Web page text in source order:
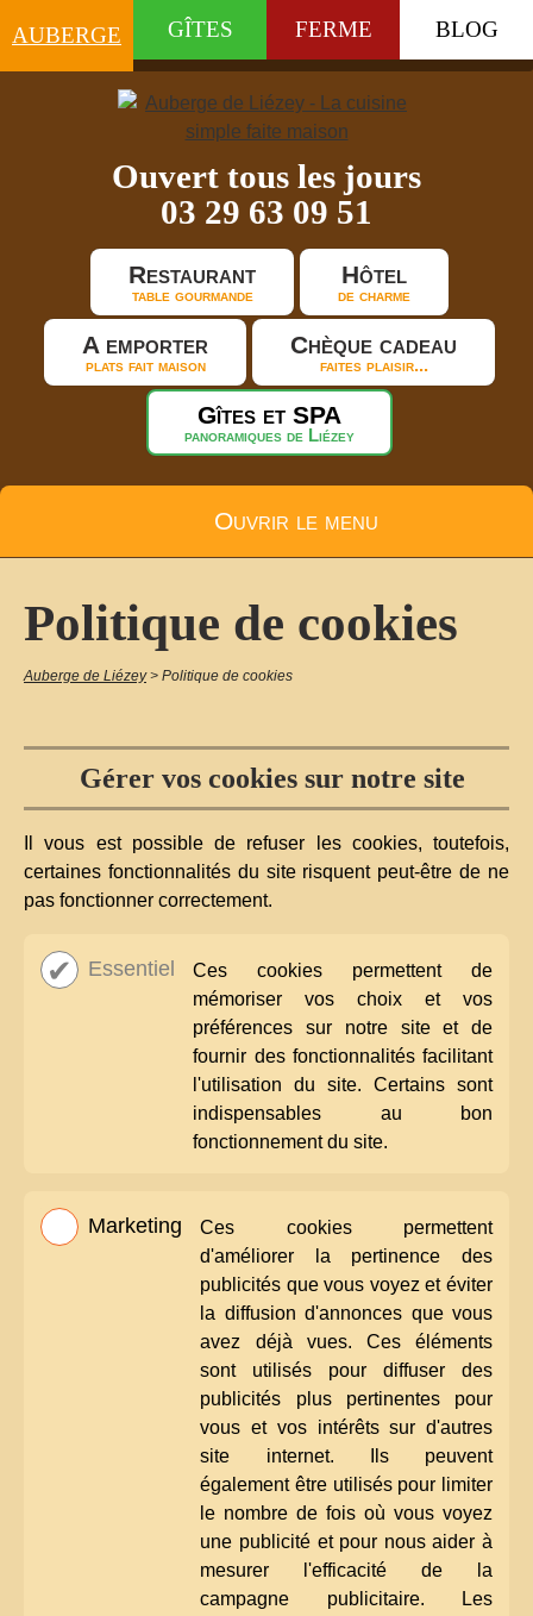
AUBERGE GÎTES FERME BLOG
Ouvert tous les jours
03 29 63 09 51
Restaurant
table gourmande
Hôtel
de charme
A emporter
plats fait maison
Chèque cadeau
faites plaisir...
Gîtes et SPA
panoramiques de Liézey
Ouvrir le menu
Politique de cookies
Auberge de Liézey > Politique de cookies
Gérer vos cookies sur notre site
Il vous est possible de refuser les cookies, toutefois,
certaines fonctionnalités du site risquent peut-être de ne
pas fonctionner correctement.
Essentiel
Ces cookies permettent de
mémoriser vos choix et vos
préférences sur notre site et de
fournir des fonctionnalités facilitant
l'utilisation du site. Certains sont
indispensables au bon
fonctionnement du site.
Marketing
Ces cookies permettent
d'améliorer la pertinence des
publicités que vous voyez et éviter
la diffusion d'annonces que vous
avez déjà vues. Ces éléments
sont utilisés pour diffuser des
publicités plus pertinentes pour
vous et vos intérêts sur d'autres
site internet. Ils peuvent
également être utilisés pour limiter
le nombre de fois où vous voyez
une publicité et pour nous aider à
mesurer l'efficacité de la
campagne publicitaire. Les